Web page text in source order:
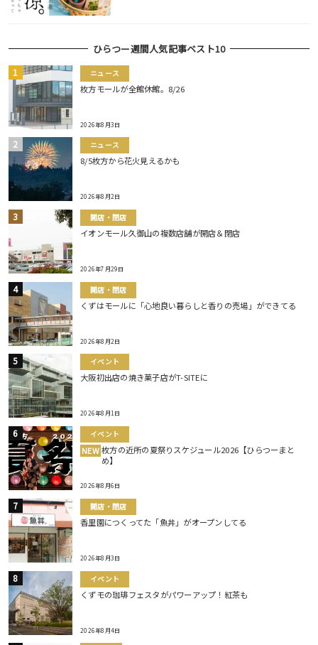
ひらつー週間人気記事ベスト10
ニュース
枚方モールが全館休館。8/26
2026年8月3日
ニュース
8/5枚方から花火見えるかも
2026年8月2日
開店・閉店
イオンモール久御山の複数店舗が開店＆閉店
2026年7月29日
開店・閉店
くずはモールに「心地良い暮らしと香りの売場」ができてる
2026年8月2日
イベント
大阪初出店の焼き菓子店がT-SITEに
2026年8月1日
イベント
NEW 枚方の近所の夏祭りスケジュール2026【ひらつーまと
め】
2026年8月6日
開店・閉店
香里園につくってた「魚丼」がオープンしてる
2026年8月3日
イベント
くずモの珈琲フェスタがパワーアップ！紅茶も
2026年8月4日